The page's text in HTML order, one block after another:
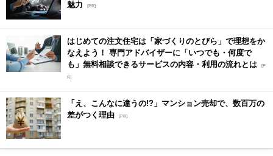
魅力
[PR]
はじめての注文住宅は「家づくりのとびら」で理想をか
なえよう！ 専門アドバイザーに「いつでも・何度で
も」無料相談できるサービスの内容・利用の流れとは [P
R]
「え、こんなに違うの!?」マンション売却で、数百万の
差がつく理由 [PR]